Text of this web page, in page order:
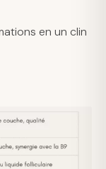
en un clin